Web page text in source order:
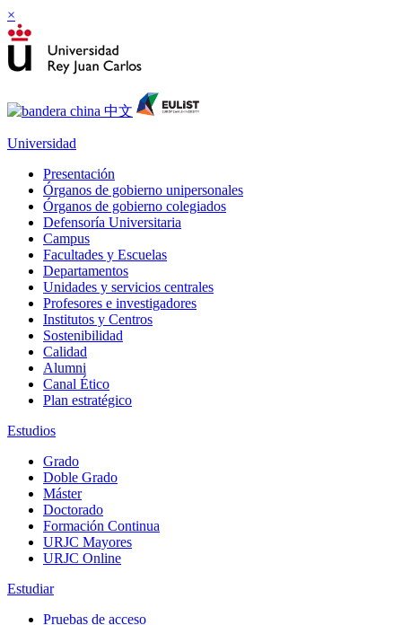
×
Universidad
Presentación
Órganos de gobierno unipersonales
Órganos de gobierno colegiados
Defensoría Universitaria
Campus
Facultades y Escuelas
Departamentos
Unidades y servicios centrales
Profesores e investigadores
Institutos y Centros
Sostenibilidad
Calidad
Alumni
Canal Ético
Plan estratégico
Estudios
Grado
Doble Grado
Máster
Doctorado
Formación Continua
URJC Mayores
URJC Online
Estudiar
Pruebas de acceso